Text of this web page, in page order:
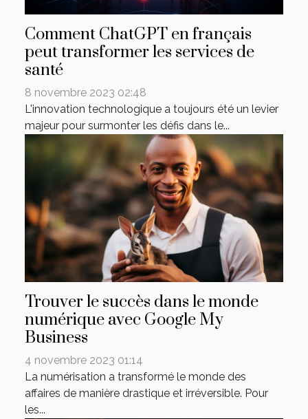
Comment ChatGPT en français
peut transformer les services de
santé
8 novembre 2023 02:48
L'innovation technologique a toujours été un levier
majeur pour surmonter les défis dans le...
Trouver le succès dans le monde
numérique avec Google My
Business
4 novembre 2023 01:14
La numérisation a transformé le monde des
affaires de manière drastique et irréversible. Pour
les...